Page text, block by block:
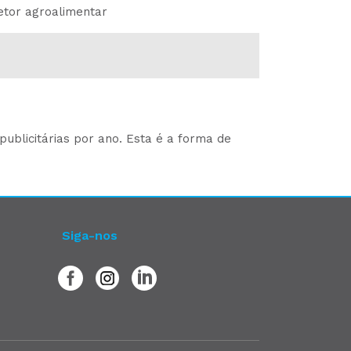
agroalimentar
por ano. Esta é a forma de
Siga-nos